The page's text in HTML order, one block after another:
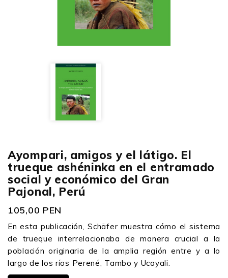
Ayompari, amigos y el látigo. El
trueque ashéninka en el entramado
social y económico del Gran
Pajonal, Perú
105,00 PEN
En esta publicación, Schäfer muestra cómo el sistema
de trueque interrelacionaba de manera crucial a la
población originaria de la amplia región entre y a lo
largo de los ríos Perené, Tambo y Ucayali.